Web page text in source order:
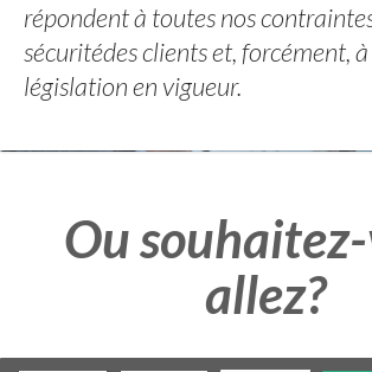
répondent à toutes nos
sécuritédes clients et, forcément,
législation en vigueur.
Ou
allez?